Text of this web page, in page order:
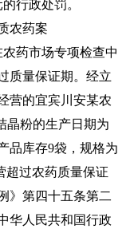
行政处罚。
农药案
药市场专项检查中
质量保证期。经立
营的宜宾川安某农
晶粉的生产日期为
品库存9袋，规格为
超过农药质量保证
》第四十五条第二
华人民共和国行政